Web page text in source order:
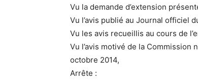
Vu la demande d’extension
Vu l’avis publié au Journal officiel
Vu les avis recueillis au cours de
Vu l’avis motivé de la
octobre 2014,
Arrête :